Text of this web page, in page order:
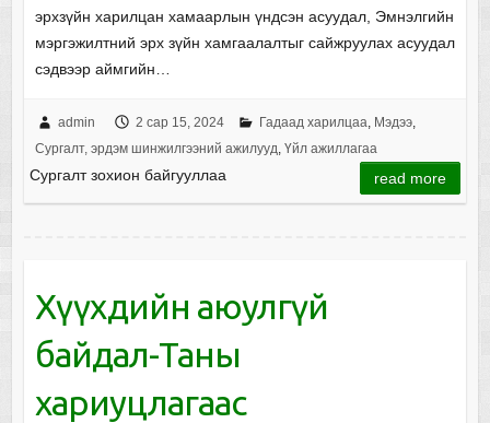
эрхзүйн харилцан хамаарлын үндсэн асуудал, Эмнэлгийн
мэргэжилтний эрх зүйн хамгаалалтыг сайжруулах асуудал
сэдвээр аймгийн…
admin 2 сар 15, 2024 Гадаад харилцаа, Мэдээ,
Сургалт, эрдэм шинжилгээний ажилууд, Үйл ажиллагаа
Сургалт зохион байгууллаа read more
Хүүхдийн аюулгүй
байдал-Таны
хариуцлагаас